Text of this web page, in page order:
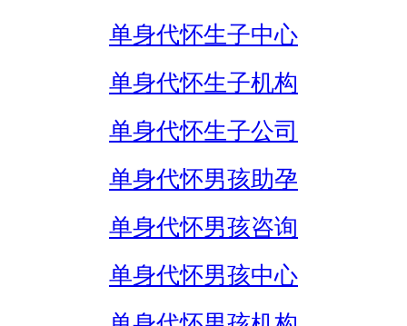
单身代怀生子中心
单身代怀生子机构
单身代怀生子公司
单身代怀男孩助孕
单身代怀男孩咨询
单身代怀男孩中心